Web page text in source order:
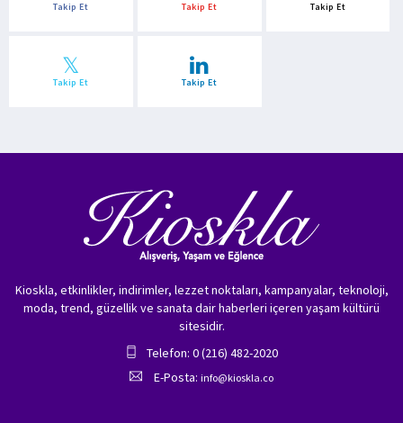
Takip Et Takip Et Takip Et
Takip Et Takip Et
Kioskla, etkinlikler, indirimler, lezzet noktaları, kampanyalar, teknoloji,
moda, trend, güzellik ve sanata dair haberleri içeren yaşam kültürü
sitesidir.
Telefon: 0 (216) 482-2020
E-Posta: info@kioskla.co